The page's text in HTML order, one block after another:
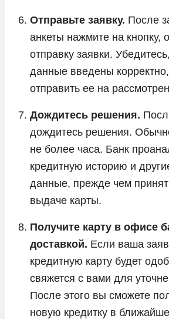
Отправьте заявку. После
анкеты нажмите на кнопку,
отправку заявки.
данные введены
отправить ее на
Дождитесь решения.
дождитесь решения.
не более часа. Банк
кредитную историю и
данные, прежде чем
выдаче карты.
Получите карту в офисе
доставкой. Если ваша
кредитную карту будет
свяжется с вами для
После этого вы сможете
новую кредитку в